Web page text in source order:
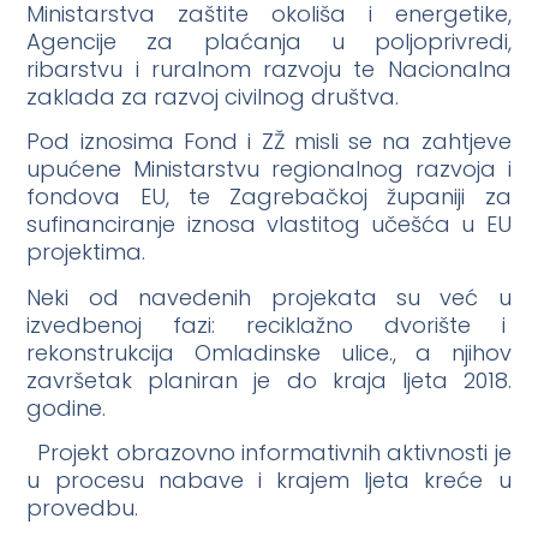
Ministarstva zaštite okoliša i energetike,
Agencije za plaćanja u poljoprivredi,
ribarstvu i ruralnom razvoju te Nacionalna
zaklada za razvoj civilnog društva.
Pod iznosima Fond i ZŽ misli se na zahtjeve
upućene Ministarstvu regionalnog razvoja i
fondova EU, te Zagrebačkoj županiji za
sufinanciranje iznosa vlastitog učešća u EU
projektima.
Neki od navedenih projekata su već u
izvedbenoj fazi: reciklažno dvorište i
rekonstrukcija Omladinske ulice., a njihov
završetak planiran je do kraja ljeta 2018.
godine.
Projekt obrazovno informativnih aktivnosti je
u procesu nabave i krajem ljeta kreće u
provedbu.